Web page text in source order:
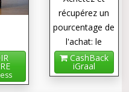
récupérez un
pourcentage de
l'achat: le
cashback !
CashBack
iGraal